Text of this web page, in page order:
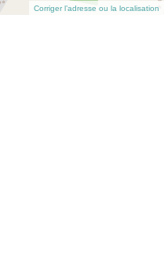
Corriger l’adresse ou la localisation